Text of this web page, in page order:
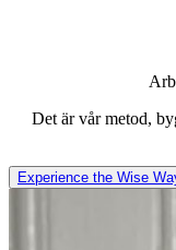
Det är vår metod,
Experience the Wise